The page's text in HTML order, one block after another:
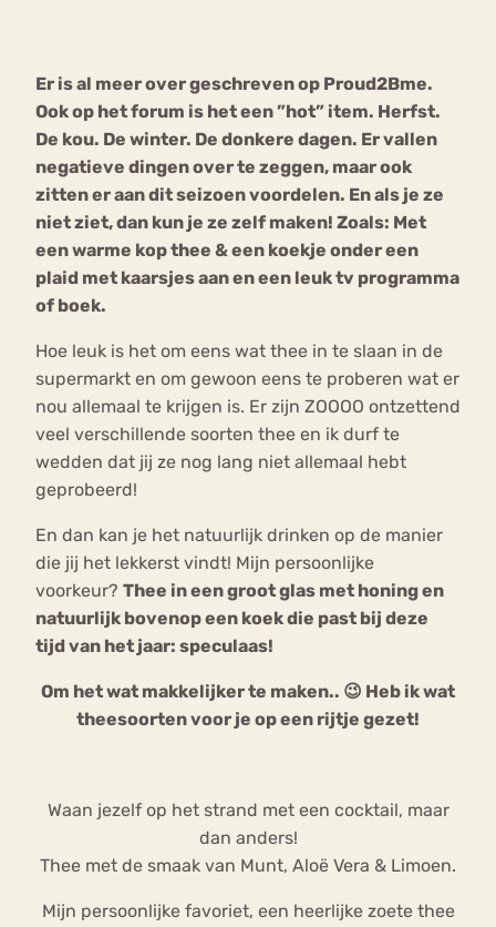
Er is al meer over geschreven op Proud2Bme.
Ook op het forum is het een ”hot” item. Herfst.
De kou. De winter. De donkere dagen. Er vallen
negatieve dingen over te zeggen, maar ook
zitten er aan dit seizoen voordelen. En als je ze
niet ziet, dan kun je ze zelf maken! Zoals: Met
een warme kopthee & een koekje onder een
plaid met kaarsjes aan en een leuk tv programma
of boek.
Hoe leuk is het om eens wat thee in te slaan in de
supermarkt en om gewoon eens te proberen wat er
nou allemaal te krijgen is. Er zijn ZOOOO ontzettend
veel verschillende soorten thee en ik durf te
wedden dat jij ze nog lang niet allemaal hebt
geprobeerd!
En dan kan je het natuurlijk drinken op de manier
die jij het lekkerst vindt! Mijn persoonlijke
voorkeur? Thee in een groot glas met honing en
natuurlijk bovenop een koek die past bij deze
tijd van het jaar: speculaas!
Om het wat makkelijker te maken.. 😉 Heb ik wat
theesoorten voor je op een rijtje gezet!
Waan jezelf op het strand met een cocktail, maar
dan anders!
Thee met de smaak van Munt, Aloë Vera & Limoen.
Mijn persoonlijke favoriet, een heerlijke zoete thee
Chat
Forum
mia
Nerv
osa
Eetstoornis Anorexia Nervosa
Eetbuien Piekeren Sport
Trauma
Orthorexia
Afvallen Angst